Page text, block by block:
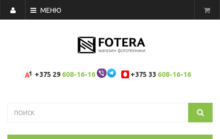
МЕНЮ
+375 29 608-16-16 +375 33 608-16-16